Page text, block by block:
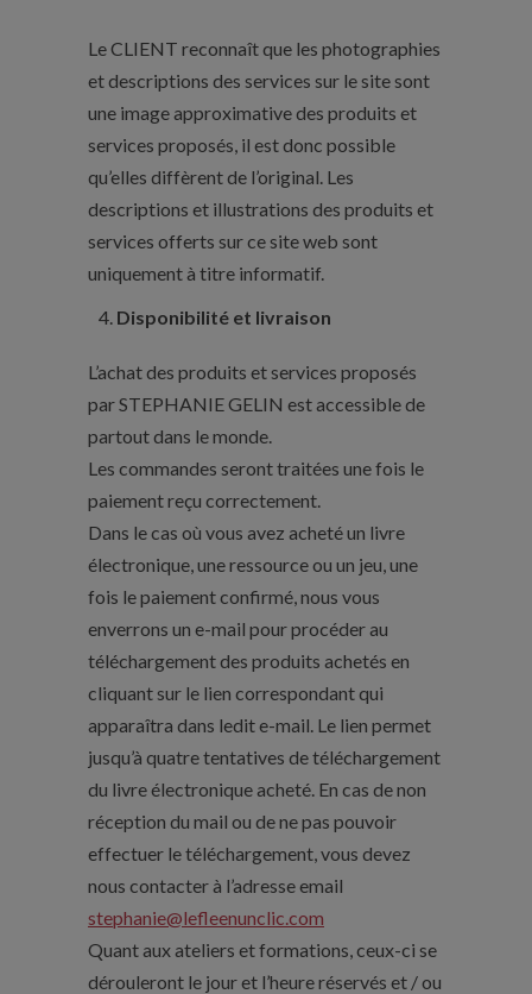
Le CLIENT reconnaît que les photographies
et descriptions des services sur le site sont
une image approximative des produits et
services proposés, il est donc possible
qu’elles diffèrent de l’original. Les
descriptions et illustrations des produits et
services offerts sur ce site web sont
uniquement à titre informatif.
Disponibilité et livraison
L’achat des produits et services proposés
par STEPHANIE GELIN est accessible de
partout dans le monde.
Les commandes seront traitées une fois le
paiement reçu correctement.
Dans le cas où vous avez acheté un livre
électronique, une ressource ou un jeu, une
fois le paiement confirmé, nous vous
enverrons un e-mail pour procéder au
téléchargement des produits achetés en
cliquant sur le lien correspondant qui
apparaîtra dans ledit e-mail. Le lien permet
jusqu’à quatre tentatives de téléchargement
du livre électronique acheté. En cas de non
réception du mail ou de ne pas pouvoir
effectuer le téléchargement, vous devez
nous contacter à l’adresse email
stephanie@lefleenunclic.com
Quant aux ateliers et formations, ceux-ci se
dérouleront le jour et l’heure réservés et / ou